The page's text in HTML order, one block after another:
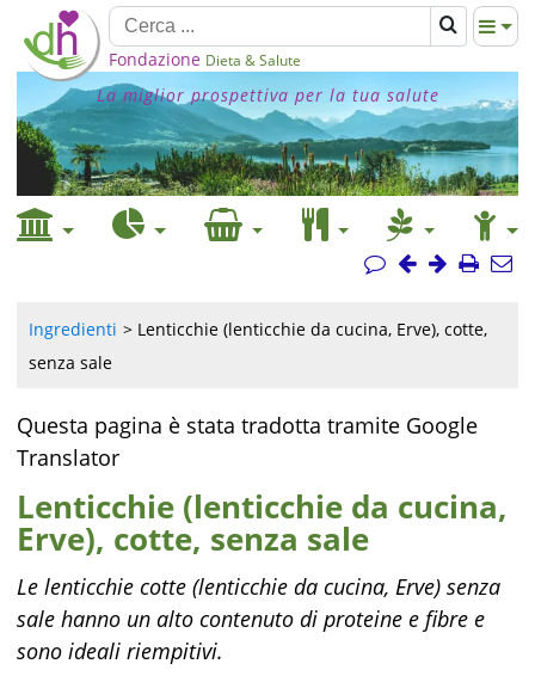
Fondazione Dieta & Salute
La miglior prospettiva per la tua salute
Ingredienti
Lenticchie (lenticchie da cucina, Erve), cotte,
senza sale
Questa pagina è stata tradotta tramite Google
Translator
Lenticchie (lenticchie da cucina,
Erve), cotte, senza sale
Le lenticchie cotte (lenticchie da cucina, Erve) senza
sale hanno un alto contenuto di proteine e fibre e
sono ideali riempitivi.